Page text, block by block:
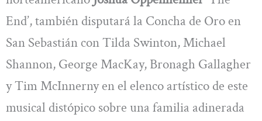
End’, también disputará la Concha de Oro en
San Sebastián con Tilda Swinton, Michael
Shannon, George MacKay, Bronagh Gallagher
y Tim McInnerny en el elenco artístico de este
musical distópico sobre una familia adinerada